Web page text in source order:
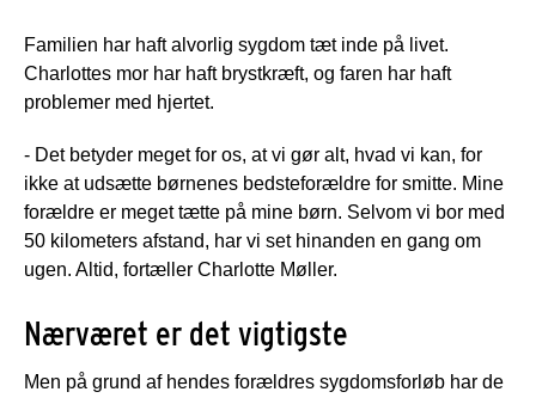
Familien har haft alvorlig sygdom tæt inde på livet.
Charlottes mor har haft brystkræft, og faren har haft
problemer med hjertet.
- Det betyder meget for os, at vi gør alt, hvad vi kan, for
ikke at udsætte børnenes bedsteforældre for smitte. Mine
forældre er meget tætte på mine børn. Selvom vi bor med
50 kilometers afstand, har vi set hinanden en gang om
ugen. Altid, fortæller Charlotte Møller.
Nærværet er det vigtigste
Men på grund af hendes forældres sygdomsforløb har de